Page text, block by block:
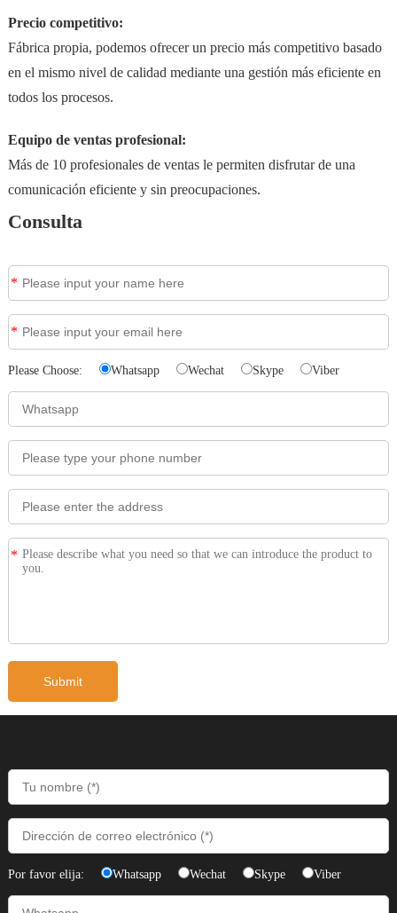
Precio competitivo:
Fábrica propia, podemos ofrecer un precio más competitivo basado
en el mismo nivel de calidad mediante una gestión más eficiente en
todos los procesos.
Equipo de ventas profesional:
Más de 10 profesionales de ventas le permiten disfrutar de una
comunicación eficiente y sin preocupaciones.
Consulta
*
*
Please Choose: Whatsapp Wechat Skype Viber
*
Por favor elija: Whatsapp Wechat Skype Viber